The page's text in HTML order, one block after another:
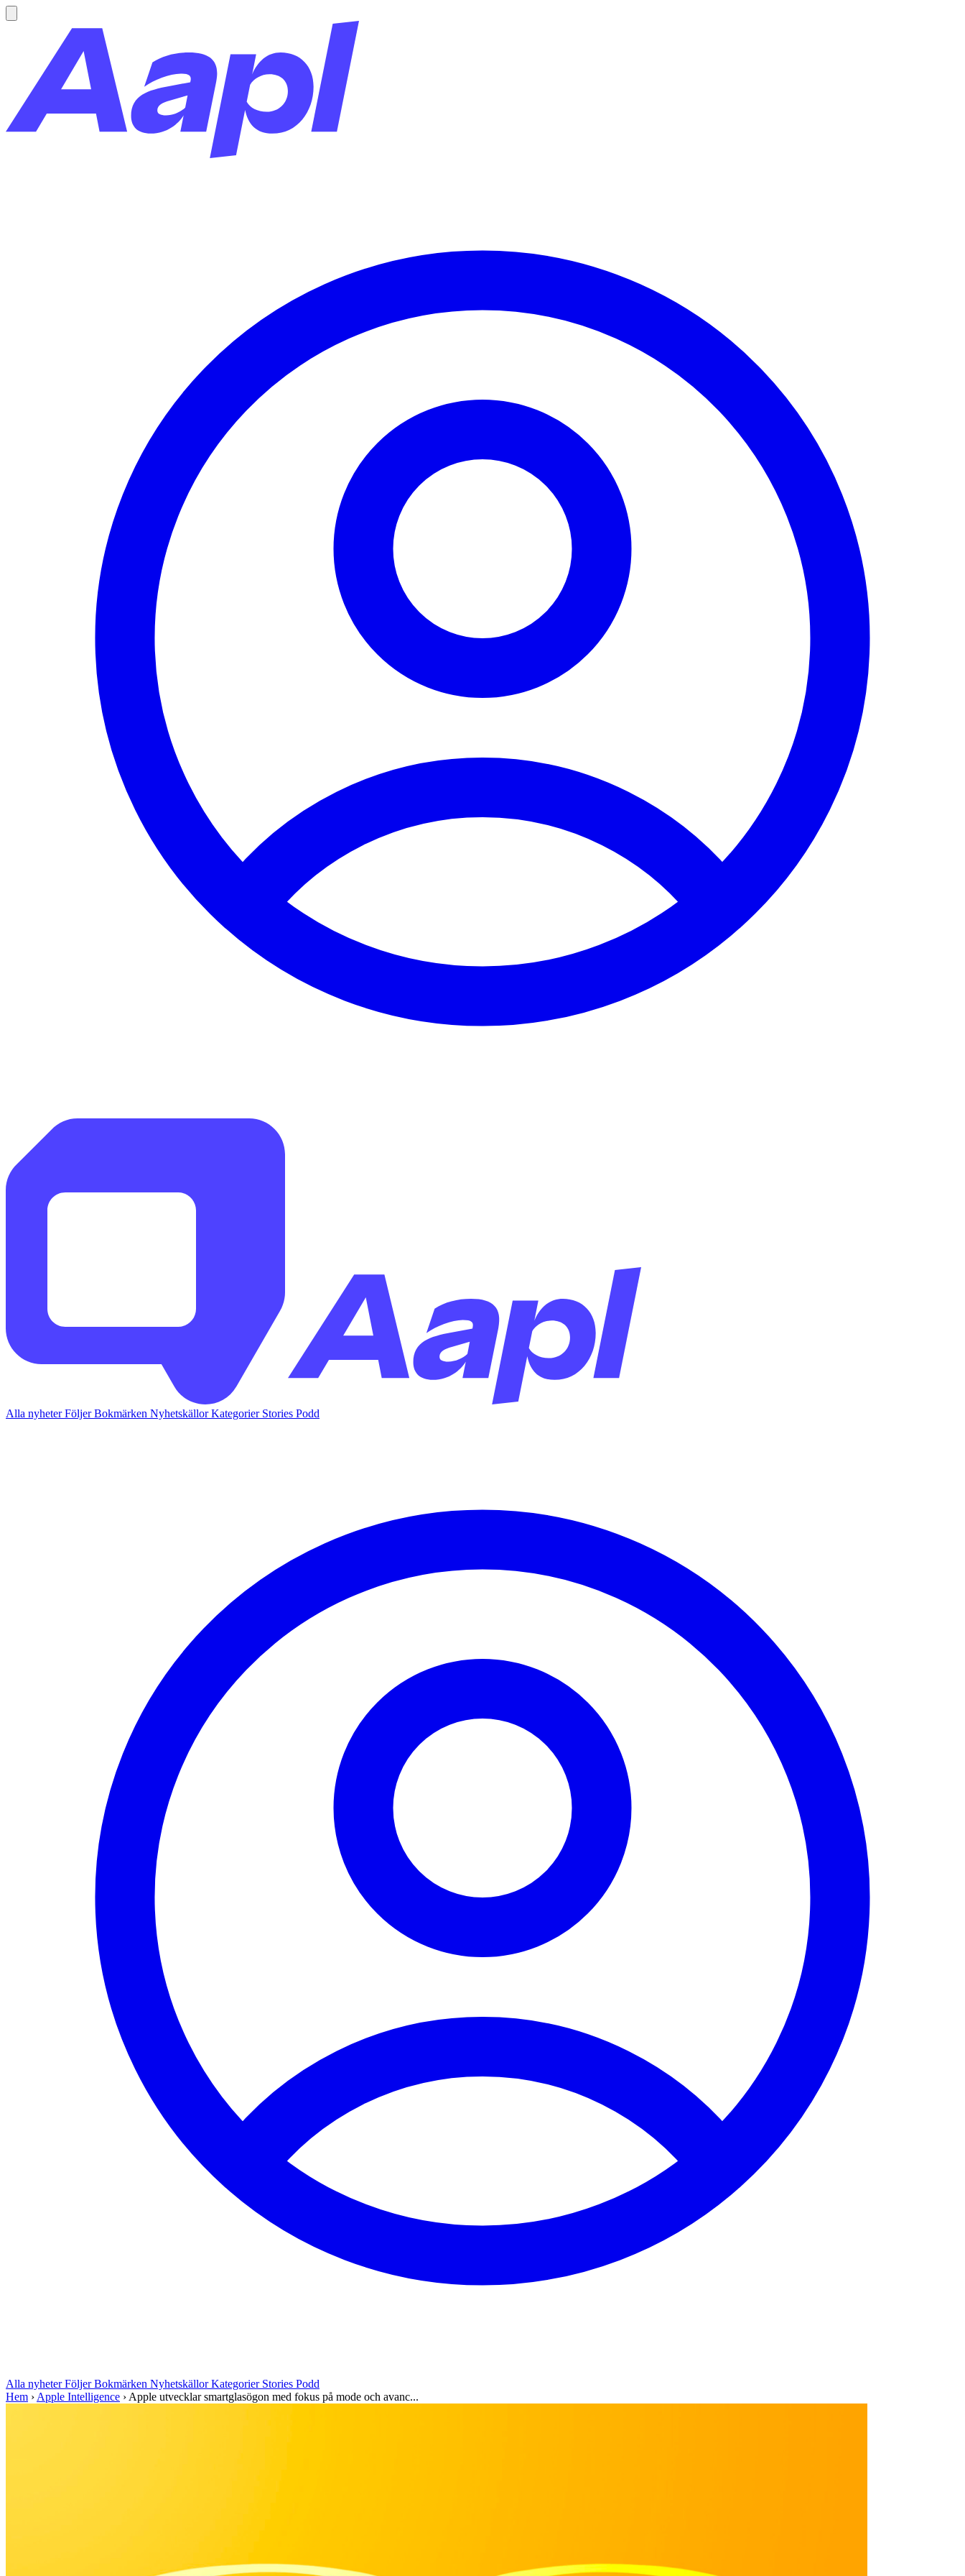
Alla nyheterFöljerBokmärken NyhetskällorKategorier Stories Podd
Alla nyheterFöljerBokmärken NyhetskällorKategorier Stories Podd
Hem › Apple Intelligence › Apple utvecklar smartglasögon med fokus på mode och avanc...